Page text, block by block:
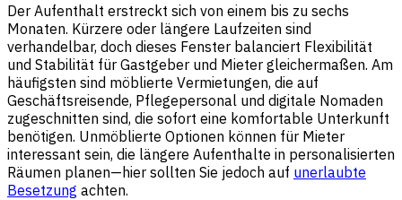
Der Aufenthalt erstreckt sich von einem bis zu sechs
Monaten. Kürzere oder längere Laufzeiten sind
verhandelbar, doch dieses Fenster balanciert Flexibilität
und Stabilität für Gastgeber und Mieter gleichermaßen. Am
häufigsten sind möblierte Vermietungen, die auf
Geschäftsreisende, Pflegepersonal und digitale Nomaden
zugeschnitten sind, die sofort eine komfortable Unterkunft
benötigen. Unmöblierte Optionen können für Mieter
interessant sein, die längere Aufenthalte in personalisierten
Räumen planen—hier sollten Sie jedoch auf unerlaubte
Besetzung achten.